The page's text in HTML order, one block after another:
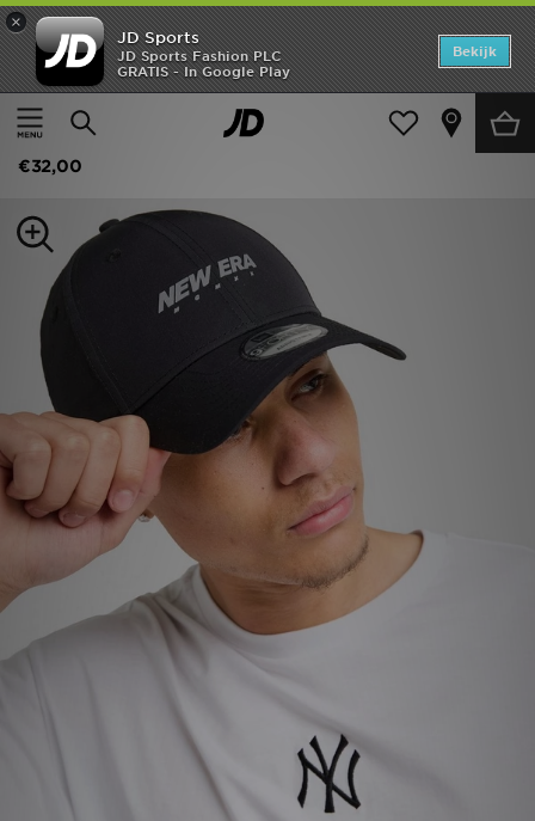
×
JD Sports
JD Sports Fashion PLC
GRATIS - In Google Play
Bekijk
Thuis
Dames Damesaccessoires Petten
New Era Tech 9FORTY Cap
€32,00
Home
Offers
Dames
Kids
Collecties
Voetbal
Sports
Merken
Vind een winkel
Bestelling traceren